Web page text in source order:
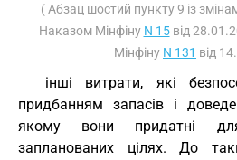
( Абзац шостий пункту 9 із
Наказом Мінфіну N 15від
Мінфіну N 131 від
інші витрати, які
придбанням запасів і
якому вони придатні
запланованих цілях. До